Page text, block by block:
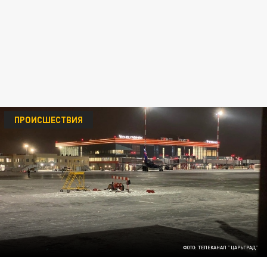
ФОТО: ТЕЛЕКАНАЛ "ЦАРЬГРАД"
ПРОИСШЕСТВИЯ